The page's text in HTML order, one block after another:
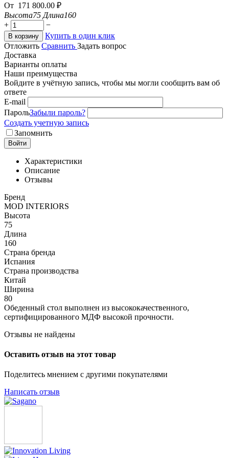
От 171 800.00 ₽
Высота75 Длина160
+
−
В корзину
Купить в один клик
Отложить Сравнить Задать вопрос
Доставка
Варианты оплаты
Наши преимущества
Войдите в учётную запись, чтобы мы могли сообщить вам об
ответе
E-mail
ПарольЗабыли пароль?
Создать учетную запись
Запомнить
Войти
Характеристики
Описание
Отзывы
Бренд
MOD INTERIORS
Высота
75
Длина
160
Страна бренда
Испания
Страна производства
Китай
Ширина
80
Обеденный стол выполнен из высококачественного,
сертифицированного МДФ высокой прочности.
Отзывы не найдены
Оставить отзыв на этот товар
Поделитесь мнением с другими покупателями
Написать отзыв